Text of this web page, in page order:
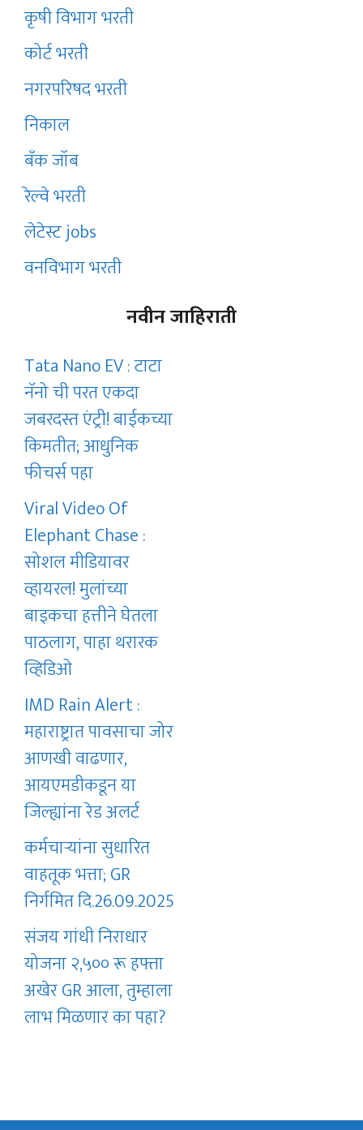
कृषी विभाग भरती
कोर्ट भरती
नगरपरिषद भरती
निकाल
बँक जॉब
रेल्वे भरती
लेटेस्ट jobs
वनविभाग भरती
नवीन जाहिराती
Tata Nano EV : टाटा
नॅनो ची परत एकदा
जबरदस्त एंट्री! बाईकच्या
किमतीत; आधुनिक
फीचर्स पहा
Viral Video Of
Elephant Chase :
सोशल मीडियावर
व्हायरल! मुलांच्या
बाइकचा हत्तीने घेतला
पाठलाग, पाहा थरारक
व्हिडिओ
IMD Rain Alert :
महाराष्ट्रात पावसाचा जोर
आणखी वाढणार,
आयएमडीकडून या
जिल्ह्यांना रेड अलर्ट
कर्मचाऱ्यांना सुधारित
वाहतूक भत्ता; GR
निर्गमित दि.26.09.2025
संजय गांधी निराधार
योजना २,५०० रू हफ्ता
अखेर GR आला, तुम्हाला
लाभ मिळणार का पहा?